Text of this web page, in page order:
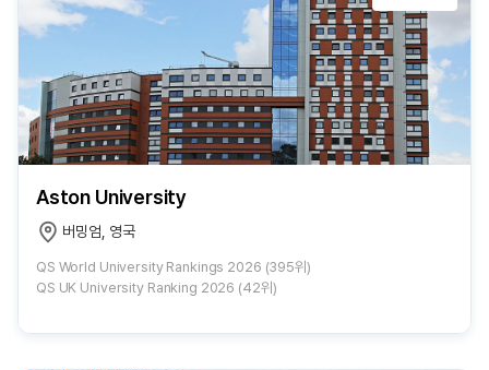
Aston University
버밍엄, 영국
QS World University Rankings 2026 (395위)
QS UK University Ranking 2026 (42위)